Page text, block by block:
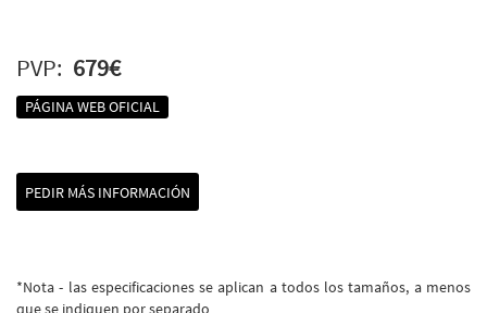
PVP: 679€
PÁGINA WEB OFICIAL
PEDIR MÁS INFORMACIÓN
*Nota - las especificaciones se aplican a todos los tamaños, a menos
que se indiquen por separado